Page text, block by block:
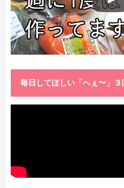
毎日してほしい「へぇ〜」３